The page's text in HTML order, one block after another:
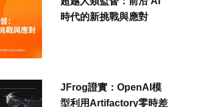
時代的新挑戰與應對
JFrog證實：OpenAI模
型利用Artifactory零時差